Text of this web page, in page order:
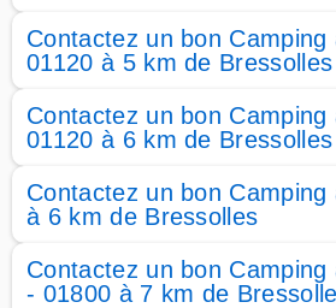
Contactez un bon Camping
01120 à 5 km de Bressolles
Contactez un bon Camping
01120 à 6 km de Bressolles
Contactez un bon
à 6 km de Bressolles
Contactez un bon
- 01800 à 7 km de